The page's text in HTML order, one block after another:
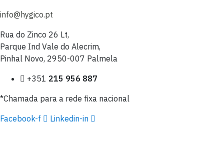
info@hygico.pt
Rua do Zinco 26 Lt,
Parque Ind Vale do Alecrim,
Pinhal Novo, 2950-007 Palmela
+351 215 956 887
*Chamada para a rede fixa nacional
Facebook-f
Linkedin-in